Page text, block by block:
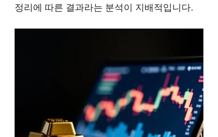
정리에 따른 결과라는 분석이 지배적입니다.